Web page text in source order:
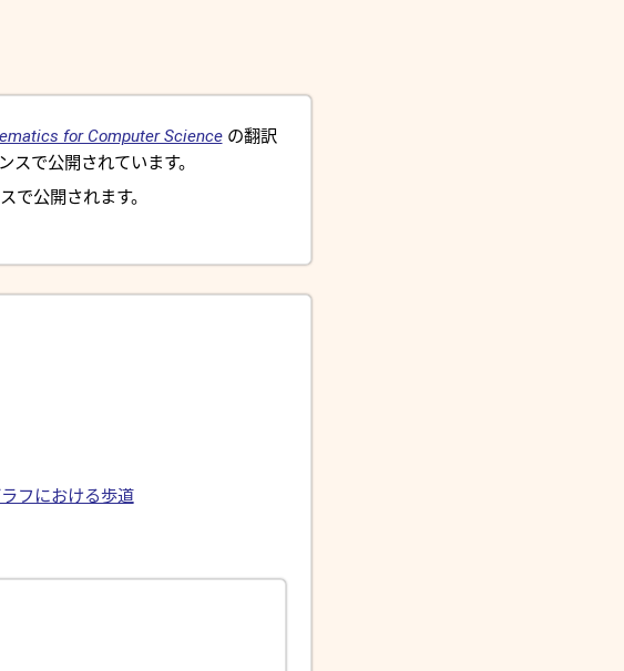
for Computer Scienceの翻訳
スで公開されています。
で公開されます。
フにおける歩道